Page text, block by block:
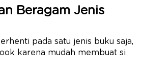
Beragam Jenis
pada satu jenis buku saja,
karena mudah membuat si